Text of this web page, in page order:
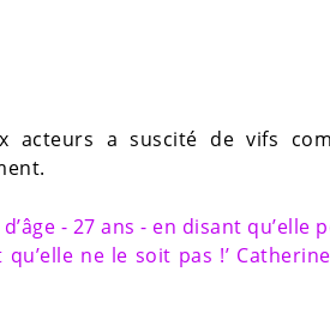
acteurs a suscité de vifs
- 27 ans - en disant qu’elle
qu’elle ne le soit pas !’